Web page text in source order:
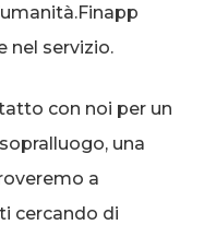
nel servizio.
con noi per un
una
a
cercando di